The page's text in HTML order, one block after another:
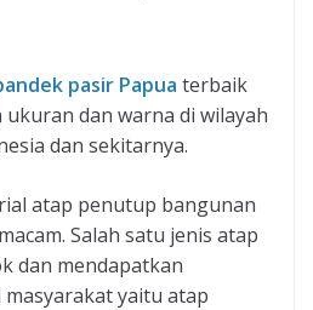
pasir Papua terbaik
dan warna di wilayah
dan sekitarnya.
atap penutup bangunan
Salah satu jenis atap
dan mendapatkan
yaitu atap